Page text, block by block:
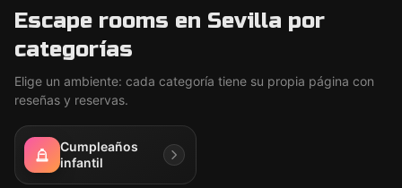
Escape rooms en Sevilla por
categorías
Elige un ambiente: cada categoría tiene su propia página con
reseñas y reservas.
Cumpleaños
infantil